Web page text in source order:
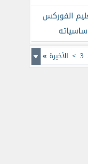
الفوركس
3
> الأخيرة »